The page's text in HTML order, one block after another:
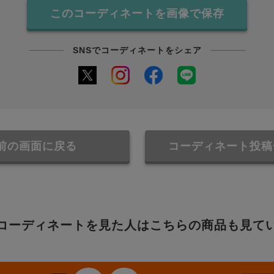
このコーディネートを画像で保存
SNSでコーディネートをシェア
の画面に戻る コーディネート投
ーディネートを見た人はこちらの商品も見て